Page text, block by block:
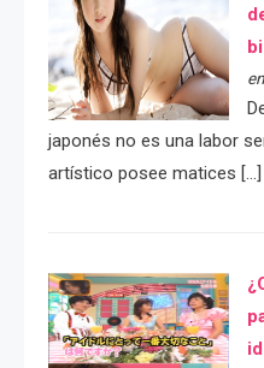
japonés no es una labor
artístico posee matices […]